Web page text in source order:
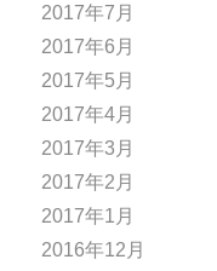
2017年7月
2017年6月
2017年5月
2017年4月
2017年3月
2017年2月
2017年1月
2016年12月